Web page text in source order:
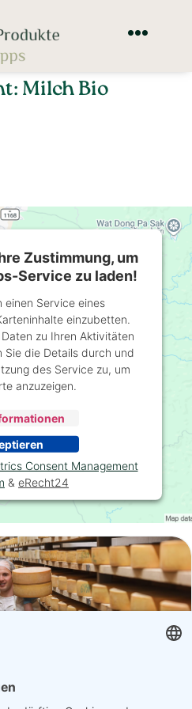
Milch Bio
Zustimmung, um
Service zu laden!
einen Service eines
einzubetten.
zu Ihren Aktivitäten
Sie die Details durch und
des Service zu, um
anzuzeigen.
Consent Management
& eRecht24